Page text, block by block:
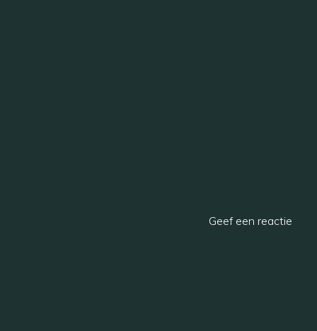
Geef een reactie